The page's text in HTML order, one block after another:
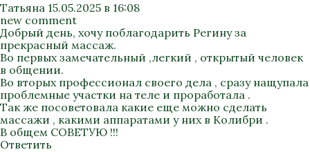
Татьяна 15.05.2025 в 16:08
new comment
Добрый день, хочу поблагодарить Регину за
прекрасный массаж.
Во первых замечательный ,легкий , открытый человек
в общении.
Во вторых профессионал своего дела , сразу нащупала
проблемные участки на теле и проработала .
Так же посоветовала какие еще можно сделать
массажи , какими аппаратами у них в Колибри .
В общем СОВЕТУЮ !!!
Ответить